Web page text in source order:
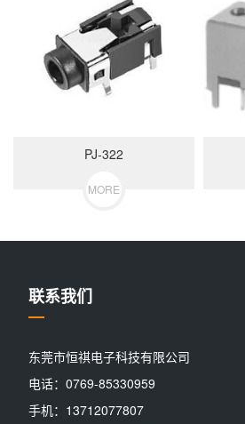
PJ-322
MORE
联系我们
东莞市恒祺电子科技有限公司
电话：0769-85330959
手机：13712077807